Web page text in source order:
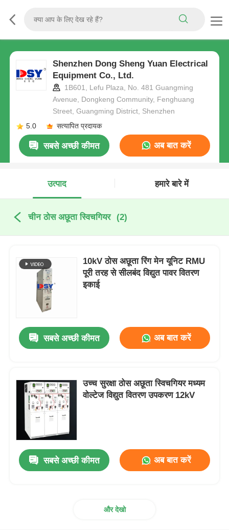
Shenzhen Dong Sheng Yuan Electrical
Equipment Co., Ltd.
1B601, Lefu Plaza, No. 481 Guangming
Avenue, Dongkeng Community, Fenghuang
Street, Guangming District, Shenzhen
5.0
सत्यापित प्रदायक
सबसे अच्छी कीमत अब बात करें
उत्पाद हमारे बारे में
चीन ठोस अछूता स्विचगियर (2)
10kV ठोस अछूता रिंग मेन यूनिट RMU
पूरी तरह से सीलबंद विद्युत पावर वितरण
इकाई
सबसे अच्छी कीमत अब बात करें
उच्च सुरक्षा ठोस अछूता स्विचगियर मध्यम
वोल्टेज विद्युत वितरण उपकरण 12kV
सबसे अच्छी कीमत अब बात करें
और देखो